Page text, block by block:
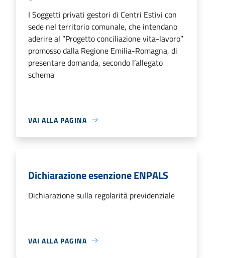
I Soggetti privati gestori di Centri Estivi con
sede nel territorio comunale, che intendano
aderire al “Progetto conciliazione vita-lavoro”
promosso dalla Regione Emilia-Romagna, di
presentare domanda, secondo l’allegato
schema
VAI ALLA PAGINA
Dichiarazione esenzione ENPALS
Dichiarazione sulla regolarità previdenziale
VAI ALLA PAGINA